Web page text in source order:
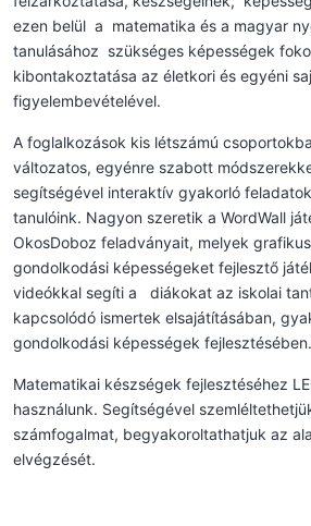
ezen belül a matematika és a magyar
tanulásához szükséges képességek
kibontakoztatása az életkori és egyéni
figyelembevételével.
A foglalkozások kis létszámú
változatos, egyénre szabott
segítségével interaktív gyakorló
tanulóink. Nagyon szeretik a WordWall
OkosDoboz feladványait, melyek
gondolkodási képességeket fejlesztő
videókkal segíti a diákokat az iskolai
kapcsolódó ismertek elsajátításában,
gondolkodási képességek fejlesztésében.
Matematikai készségek fejlesztéséhez
használunk. Segítségével
számfogalmat, begyakoroltathatjuk az
elvégzését.